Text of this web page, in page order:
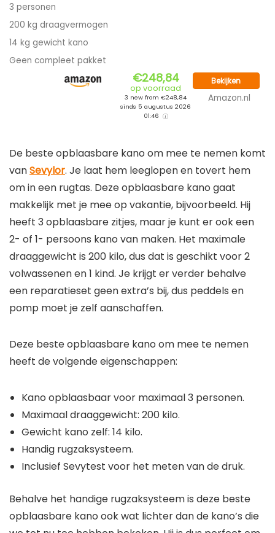
200 kg draagvermogen
14 kg gewicht kano
Geen compleet pakket
op voorraad
3 new from €248,84
sinds 5 augustus 2026
01:46
Bekijken
Amazon.nl
vanSevylor. Je laat hem leeglopen en tovert hem
om in een rugtas. Deze opblaasbare kano gaat
makkelijk met je mee op vakantie, bijvoorbeeld. Hij
heeft 3 opblaasbare zitjes, maar je kunt er ook een
2- of 1- persoons kano van maken. Het maximale
draaggewicht is 200 kilo, dus dat is geschikt voor 2
volwassenen en 1 kind. Je krijgt er verder behalve
een reparatieset geen extra’s bij, dus peddels en
pomp moet je zelf aanschaffen.
heeft de volgende eigenschappen:
Maximaal draaggewicht: 200 kilo.
Gewicht kano zelf: 14 kilo.
Handig rugzaksysteem.
Inclusief Sevytest voor het meten van de druk.
opblaasbare kano ook wat lichter dan de kano’s die
we tot nu toe hebben bekeken. Hij is dus perfect om